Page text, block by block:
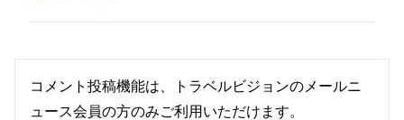
コメント投稿機能は、トラベルビジョンのメールニ
ュース会員の方のみご利用いただけます。